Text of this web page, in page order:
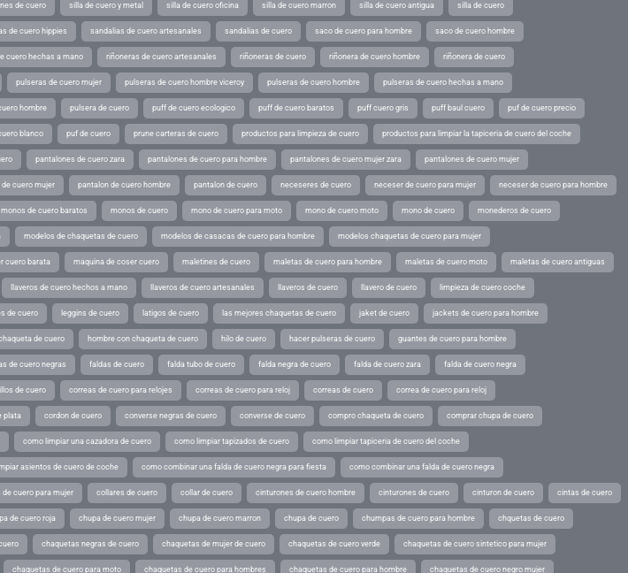
de cuero silla de cuero y metal silla de cuero oficina silla de cuero marron silla de cuero antigua silla de cuero
de cuero hippies sandalias de cuero artesanales sandalias de cuero saco de cuero para hombre saco de cuero hombre
cuero hechas a mano riñoneras de cuero artesanales riñoneras de cuero riñonera de cuero hombre riñonera de cuero
pulseras de cuero mujer pulseras de cuero hombre viceroy pulseras de cuero hombre pulseras de cuero hechas a mano
hombre pulsera de cuero puff de cuero ecologico puff de cuero baratos puff cuero gris puff baul cuero puf de cuero precio
blanco puf de cuero prune carteras de cuero productos para limpieza de cuero productos para limpiar la tapiceria de cuero del coche
pantalones de cuero zara pantalones de cuero para hombre pantalones de cuero mujer zara pantalones de cuero mujer
de cuero mujer pantalon de cuero hombre pantalon de cuero neceseres de cuero neceser de cuero para mujer neceser de cuero para hombre
monos de cuero baratos monos de cuero mono de cuero para moto mono de cuero moto mono de cuero monederos de cuero
modelos de chaquetas de cuero modelos de casacas de cuero para hombre modelos chaquetas de cuero para mujer
cuero barata maquina de coser cuero maletines de cuero maletas de cuero para hombre maletas de cuero moto maletas de cuero antiguas
llaveros de cuero hechos a mano llaveros de cuero artesanales llaveros de cuero llavero de cuero limpieza de cuero coche
de cuero leggins de cuero latigos de cuero las mejores chaquetas de cuero jaket de cuero jackets de cuero para hombre
de cuero hombre con chaqueta de cuero hilo de cuero hacer pulseras de cuero guantes de cuero para hombre
de cuero negras faldas de cuero falda tubo de cuero falda negra de cuero falda de cuero zara falda de cuero negra
de cuero correas de cuero para relojes correas de cuero para reloj correas de cuero correa de cuero para reloj
plata cordon de cuero converse negras de cuero converse de cuero compro chaqueta de cuero comprar chupa de cuero
como limpiar una cazadora de cuero como limpiar tapizados de cuero como limpiar tapiceria de cuero del coche
asientos de cuero de coche como combinar una falda de cuero negra para fiesta como combinar una falda de cuero negra
de cuero para mujer collares de cuero collar de cuero cinturones de cuero hombre cinturones de cuero cinturon de cuero cintas de cuero
de cuero roja chupa de cuero mujer chupa de cuero marron chupa de cuero chumpas de cuero para hombre chquetas de cuero
chaquetas negras de cuero chaquetas de mujer de cuero chaquetas de cuero verde chaquetas de cuero sintetico para mujer
chaquetas de cuero para moto chaquetas de cuero para hombres chaquetas de cuero para hombre chaquetas de cuero negro mujer